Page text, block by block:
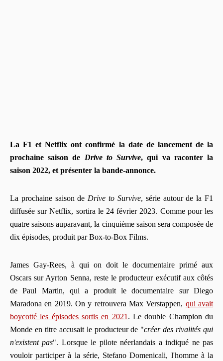
La F1 et Netflix ont confirmé la date de lancement de la
prochaine saison de Drive to Survive, qui va raconter la
saison 2022, et présenter la bande-annonce.
La prochaine saison de Drive to Survive, série autour de la F1
diffusée sur Netflix, sortira le 24 février 2023. Comme pour les
quatre saisons auparavant, la cinquième saison sera composée de
dix épisodes, produit par Box-to-Box Films.
James Gay-Rees, à qui on doit le documentaire primé aux
Oscars sur Ayrton Senna, reste le producteur exécutif aux côtés
de Paul Martin, qui a produit le documentaire sur Diego
Maradona en 2019. On y retrouvera Max Verstappen, qui avait
boycotté les épisodes sortis en 2021 . Le double Champion du
Monde en titre accusait le producteur de "créer des rivalités qui
n'existent pas". Lorsque le pilote néerlandais a indiqué ne pas
vouloir participer à la série, Stefano Domenicali, l'homme à la